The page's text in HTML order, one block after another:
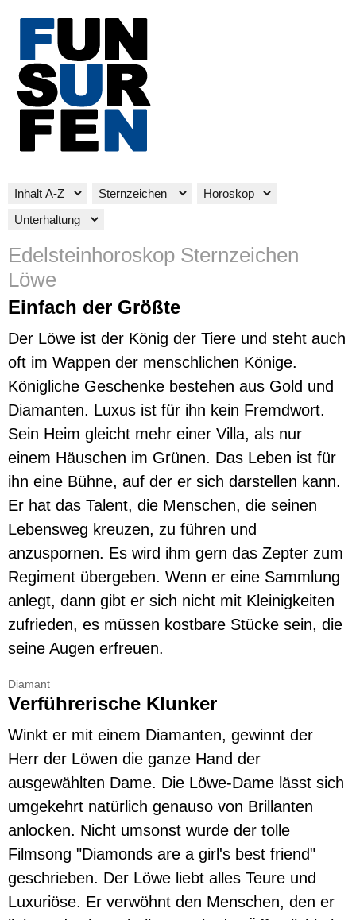
Edelsteinhoroskop Sternzeichen
Löwe
Einfach der Größte
Der Löwe ist der König der Tiere und steht auch
oft im Wappen der menschlichen Könige.
Königliche Geschenke bestehen aus Gold und
Diamanten. Luxus ist für ihn kein Fremdwort.
Sein Heim gleicht mehr einer Villa, als nur
einem Häuschen im Grünen. Das Leben ist für
ihn eine Bühne, auf der er sich darstellen kann.
Er hat das Talent, die Menschen, die seinen
Lebensweg kreuzen, zu führen und
anzuspornen. Es wird ihm gern das Zepter zum
Regiment übergeben. Wenn er eine Sammlung
anlegt, dann gibt er sich nicht mit Kleinigkeiten
zufrieden, es müssen kostbare Stücke sein, die
seine Augen erfreuen.
Diamant
Verführerische Klunker
Winkt er mit einem Diamanten, gewinnt der
Herr der Löwen die ganze Hand der
ausgewählten Dame. Die Löwe-Dame lässt sich
umgekehrt natürlich genauso von Brillanten
anlocken. Nicht umsonst wurde der tolle
Filmsong "Diamonds are a girl's best friend"
geschrieben. Der Löwe liebt alles Teure und
Luxuriöse. Er verwöhnt den Menschen, den er